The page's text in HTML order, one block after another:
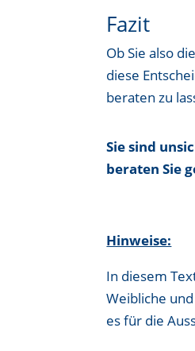
Fazit
Ob Sie also
diese
beraten zu
Sie sind
beraten Sie
Hinweise:
In diesem
Weibliche
es für die